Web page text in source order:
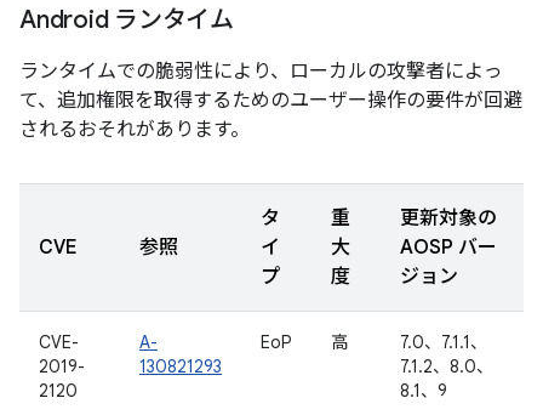
Android ランタイム
ランタイムでの脆弱性により、ローカルの攻撃者によっ
て、追加権限を取得するためのユーザー操作の要件が回避
されるおそれがあります。
CVE 参照
タ
イ
プ
重
大
度
更新対象の
AOSP バー
ジョン
CVE-
2019-
2120
A-
130821293
EoP 高
7.0、7.1.1、
7.1.2、8.0、
8.1、9